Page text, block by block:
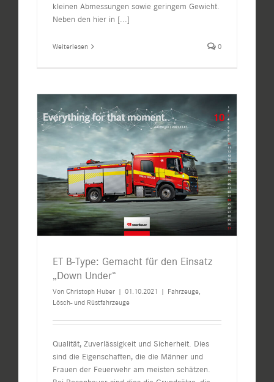
kleinen Abmessungen sowie geringem Gewicht.
Neben den hier in [...]
Weiterlesen 0
ET B-Type: Gemacht für den Einsatz
„Down Under“
Von Christoph Huber | 01.10.2021 | Fahrzeuge,
Lösch- und Rüstfahrzeuge
Qualität, Zuverlässigkeit und Sicherheit. Dies
sind die Eigenschaften, die die Männer und
Frauen der Feuerwehr am meisten schätzen.